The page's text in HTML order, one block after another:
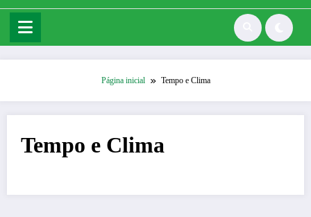
Página inicial Tempo e Clima
Tempo e Clima